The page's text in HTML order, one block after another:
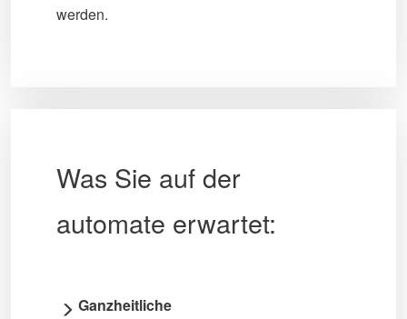
werden.
Was Sie auf der
automate erwartet:
Ganzheitliche